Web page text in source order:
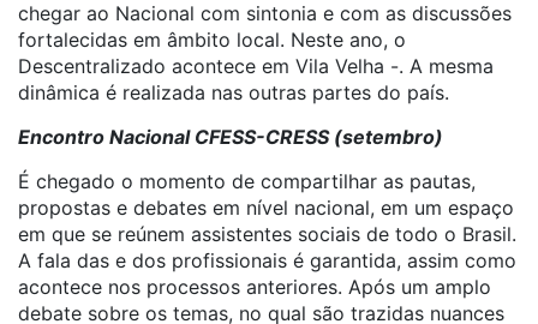
chegar ao Nacional com sintonia e com as discussões
fortalecidas em âmbito local. Neste ano, o
Descentralizado acontece em Vila Velha -. A mesma
dinâmica é realizada nas outras partes do país.
Encontro Nacional CFESS-CRESS (setembro)
É chegado o momento de compartilhar as pautas,
propostas e debates em nível nacional, em um espaço
em que se reúnem assistentes sociais de todo o Brasil.
A fala das e dos profissionais é garantida, assim como
acontece nos processos anteriores. Após um amplo
debate sobre os temas, no qual são trazidas nuances